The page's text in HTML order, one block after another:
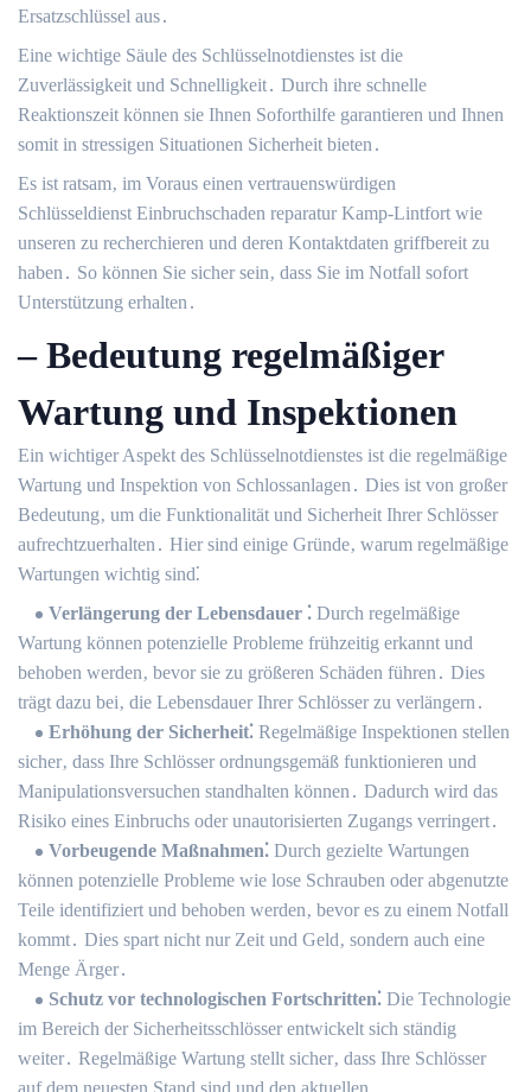
Ersatzschlüssel aus․
Eine wichtige Säule des Schlüsselnotdienstes ist die
Zuverlässigkeit und Schnelligkeit․ Durch ihre schnelle
Reaktionszeit können sie Ihnen Soforthilfe garantieren und Ihnen
somit in stressigen Situationen Sicherheit bieten․
Es ist ratsam‚ im Voraus einen vertrauenswürdigen
Schlüsseldienst Einbruchschaden reparatur Kamp-Lintfort wie
unseren zu recherchieren und deren Kontaktdaten griffbereit zu
haben․ So können Sie sicher sein‚ dass Sie im Notfall sofort
Unterstützung erhalten․
– Bedeutung regelmäßiger
Wartung und Inspektionen
Ein wichtiger Aspekt des Schlüsselnotdienstes ist die regelmäßige
Wartung und Inspektion von Schlossanlagen․ Dies ist von großer
Bedeutung‚ um die Funktionalität und Sicherheit Ihrer Schlösser
aufrechtzuerhalten․ Hier sind einige Gründe‚ warum regelmäßige
Wartungen wichtig sind⁚
Verlängerung der Lebensdauer ⁚ Durch regelmäßige
Wartung können potenzielle Probleme frühzeitig erkannt und
behoben werden‚ bevor sie zu größeren Schäden führen․ Dies
trägt dazu bei‚ die Lebensdauer Ihrer Schlösser zu verlängern․
Erhöhung der Sicherheit⁚ Regelmäßige Inspektionen stellen
sicher‚ dass Ihre Schlösser ordnungsgemäß funktionieren und
Manipulationsversuchen standhalten können․ Dadurch wird das
Risiko eines Einbruchs oder unautorisierten Zugangs verringert․
Vorbeugende Maßnahmen⁚ Durch gezielte Wartungen
können potenzielle Probleme wie lose Schrauben oder abgenutzte
Teile identifiziert und behoben werden‚ bevor es zu einem Notfall
kommt․ Dies spart nicht nur Zeit und Geld‚ sondern auch eine
Menge Ärger․
Schutz vor technologischen Fortschritten⁚ Die Technologie
im Bereich der Sicherheitsschlösser entwickelt sich ständig
weiter․ Regelmäßige Wartung stellt sicher‚ dass Ihre Schlösser
auf dem neuesten Stand sind und den aktuellen